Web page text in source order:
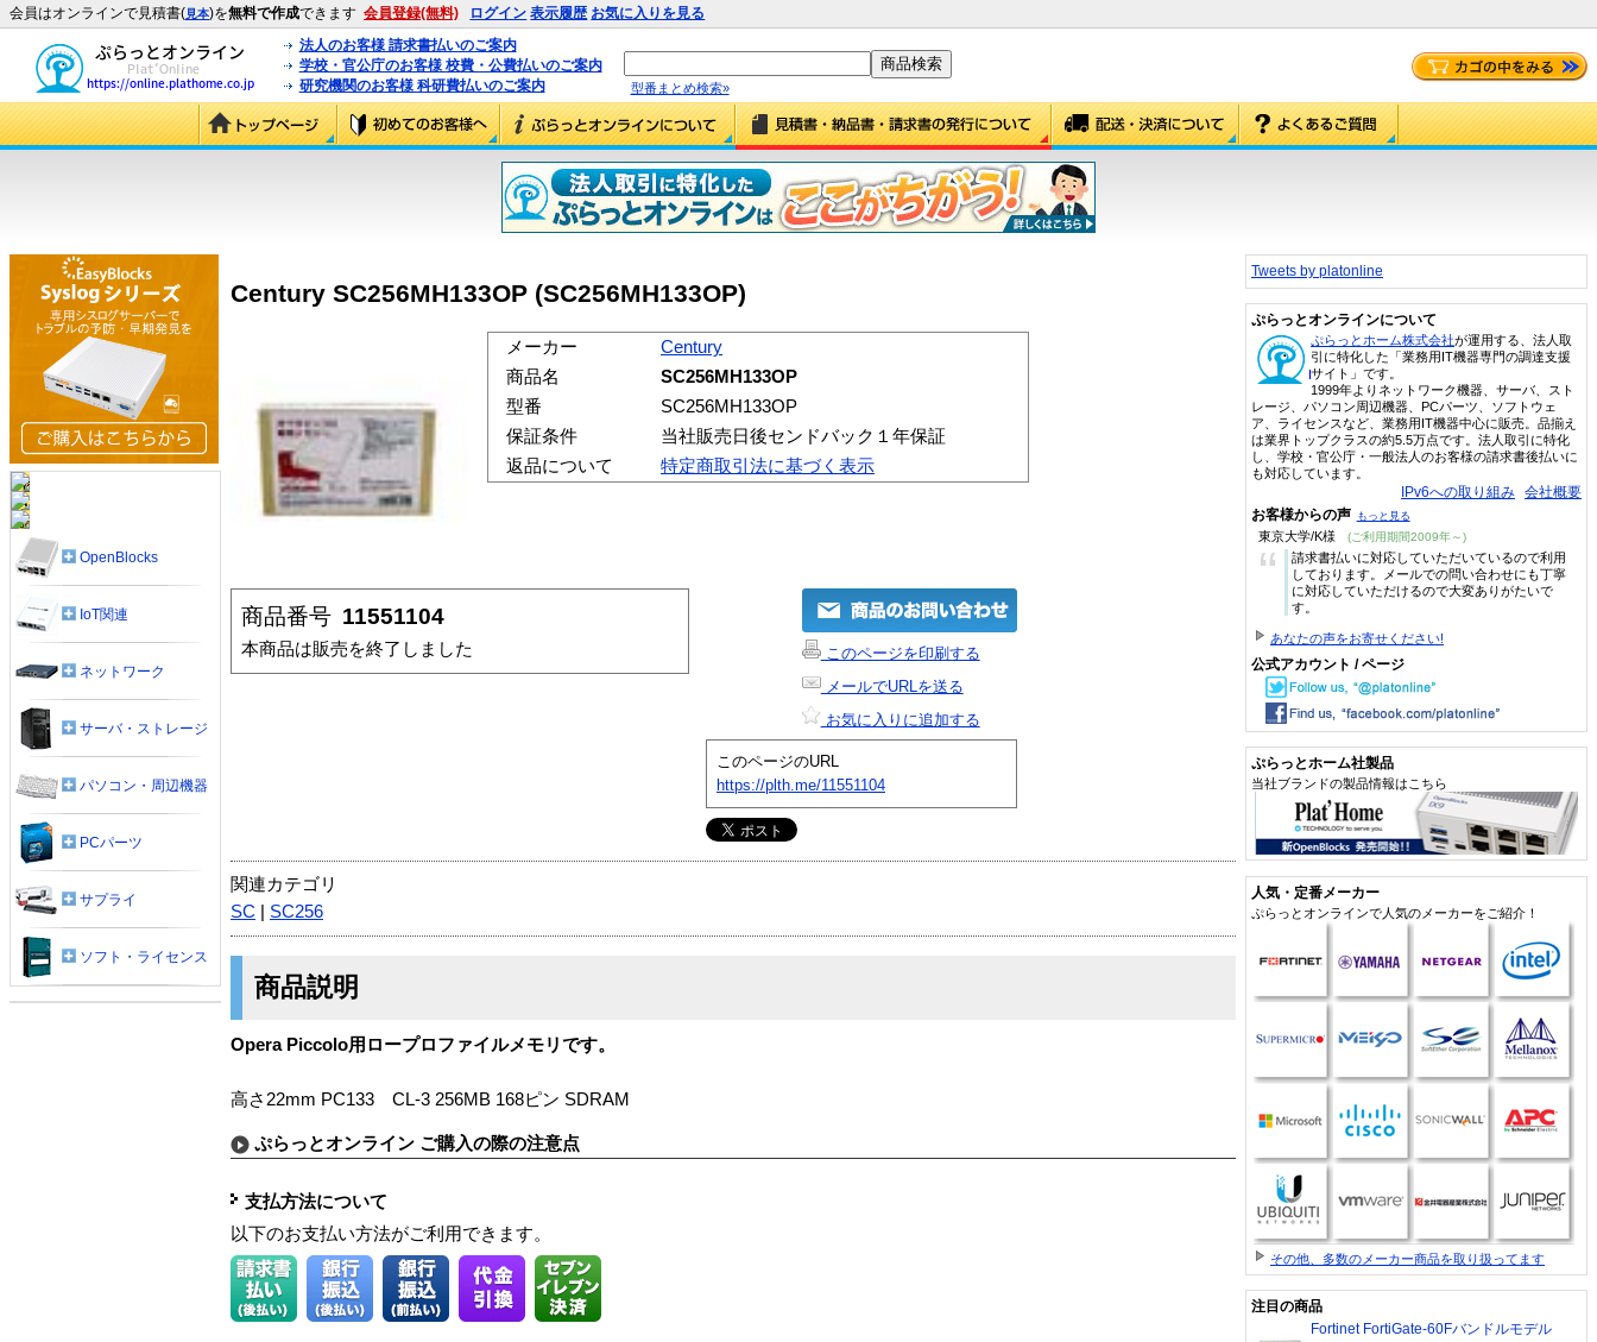
会員はオンラインで見積書(見本)を無料で作成できます 会員登録(無料) ログイン 表示履歴 お気に入りを見る
法人のお客様 請求書払いのご案内
学校・官公庁のお客様 校費・公費払いのご案内
研究機関のお客様 科研費払いのご案内
型番まとめ検索»
Century SC256MH133OP (SC256MH133OP)
メーカー
Century
商品名
SC256MH133OP
型番
SC256MH133OP
保証条件
当社販売日後センドバック１年保証
返品について
特定商取引法に基づく表示
商品番号 11551104
本商品は販売を終了しました
このページを印刷する
メールでURLを送る
お気に入りに追加する
このページのURL
https://plth.me/11551104
関連カテゴリ
SC
SC256
商品説明
Opera Piccolo用ロープロファイルメモリです。
高さ22mm PC133 CL-3 256MB 168ピン SDRAM
ぷらっとオンライン ご購入の際の注意点
支払方法について
以下のお支払い方法がご利用できます。
OpenBlocks
IoT関連
ネットワーク
サーバ・ストレージ
パソコン・周辺機器
PCパーツ
サプライ
ソフト・ライセンス
Tweets by platonline
ぷらっとオンラインについて
ぷらっとホーム株式会社が運用する、法人取
引に特化した「業務用IT機器専門の調達支援
サイト」です。
1999年よりネットワーク機器、サーバ、スト
レージ、パソコン周辺機器、PCパーツ、ソフトウェ
ア、ライセンスなど、業務用IT機器中心に販売。品揃え
は業界トップクラスの約5.5万点です。法人取引に特化
し、学校・官公庁・一般法人のお客様の請求書後払いに
も対応しています。
IPv6への取り組み 会社概要
お客様からの声 もっと見る
東京大学/K様 (ご利用期間2009年～)
“
請求書払いに対応していただいているので利用
しております。メールでの問い合わせにも丁寧
に対応していただけるので大変ありがたいで
す。
あなたの声をお寄せください!
公式アカウント / ページ
ぷらっとホーム社製品
当社ブランドの製品情報はこちら
人気・定番メーカー
ぷらっとオンラインで人気のメーカーをご紹介！
その他、多数のメーカー商品を取り扱ってます
注目の商品
Fortinet FortiGate-60Fバンドルモデル